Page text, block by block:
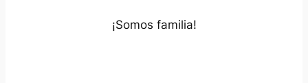
¡Somos familia!